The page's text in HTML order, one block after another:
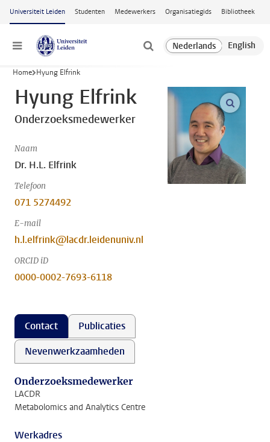
Ga naar hoofdinhoud
Universiteit Leiden Studenten Medewerkers Organisatiegids Bibliotheek
Menu
Home Hyung Elfrink
Hyung Elfrink
Onderzoeksmedewerker
Naam
Dr. H.L. Elfrink
Telefoon
071 5274492
E-mail
h.l.elfrink@lacdr.leidenuniv.nl
ORCID iD
0000-0002-7693-6118
open
Contact
Publicaties
Nevenwerkzaamheden
Onderzoeksmedewerker
LACDR
Metabolomics and Analytics Centre
Werkadres